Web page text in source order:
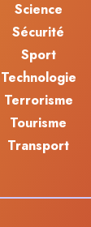
Science
Sécurité
Sport
Technologie
Terrorisme
Tourisme
Transport